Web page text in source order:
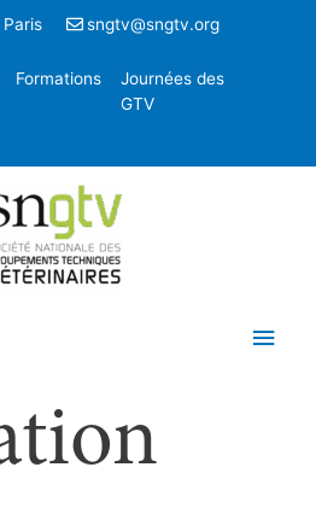
sngtv@sngtv.org
Formations
Journées des
GTV